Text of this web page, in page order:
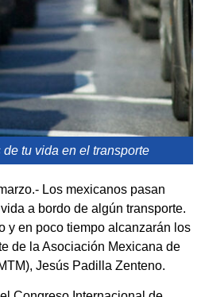
tu vida en el transporte
Los mexicanos pasan
a bordo de algún transporte.
y en poco tiempo alcanzarán los
de la Asociación Mexicana de
Jesús Padilla Zenteno.